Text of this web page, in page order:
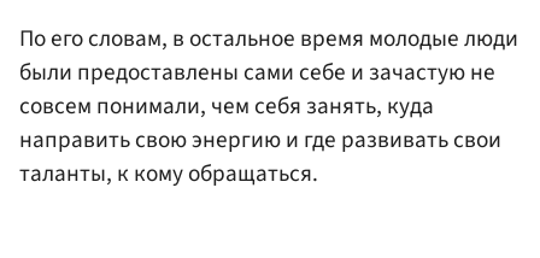
По его словам, в остальное время молодые люди
были предоставлены сами себе и зачастую не
совсем понимали, чем себя занять, куда
направить свою энергию и где развивать свои
таланты, к кому обращаться.